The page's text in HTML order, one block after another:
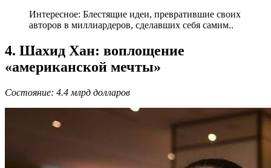
Интересное: Блестящие идеи, превратившие своих
авторов в миллиардеров, сделавших себя самим..
4. Шахид Хан: воплощение
«американской мечты»
Состояние: 4.4 млрд долларов